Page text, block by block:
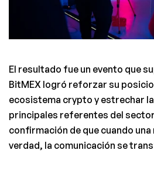
El resultado fue un evento que
BitMEX logró reforzar su
ecosistema crypto y estrechar
principales referentes del
confirmación de que cuando
verdad, la comunicación se